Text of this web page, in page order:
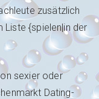
zusätzlich
Liste {spielen|in der
sexier oder
Dating-